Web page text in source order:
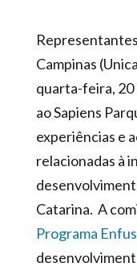
Campinas
quarta-feira, 20
ao Sapiens
experiências e
relacionadas à
Catarina. A
Programa